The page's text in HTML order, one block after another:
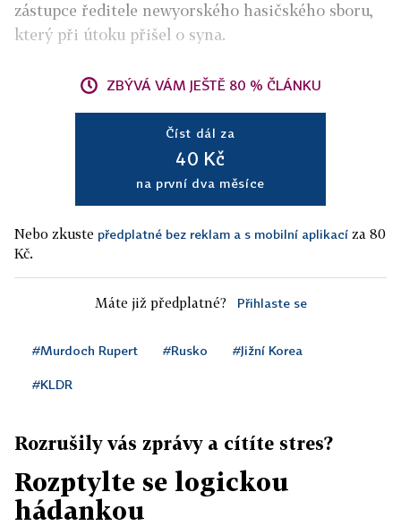
zástupce ředitele newyorského hasičského sboru,
který při útoku přišel o syna.
ZBÝVÁ VÁM JEŠTĚ 80 % ČLÁNKU
Číst dál za
40 Kč
na první dva měsíce
Nebo zkuste předplatné bez reklam a s mobilní aplikací za 80
Kč.
Máte již předplatné? Přihlaste se
#Murdoch Rupert #Rusko #Jižní Korea
#KLDR
Rozrušily vás zprávy a cítíte stres?
Rozptylte se logickou
hádankou